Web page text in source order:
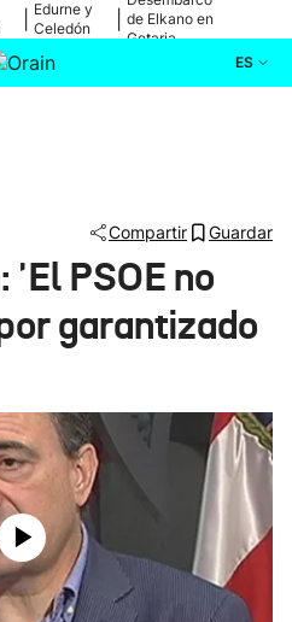
Edurne y
Celedón
de Elkano en
Getaria
ES
Compartir Guardar
PSOE no
garantizado